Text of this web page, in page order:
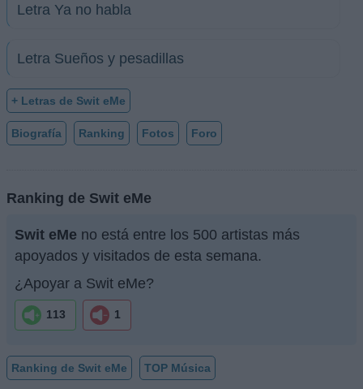
Letra Ya no habla
Letra Sueños y pesadillas
+ Letras de Swit eMe
Biografía Ranking Fotos Foro
Ranking de Swit eMe
Swit eMe no está entre los 500 artistas más
apoyados y visitados de esta semana.
¿Apoyar a Swit eMe?
113 1
Ranking de Swit eMe TOP Música